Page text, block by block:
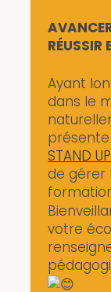
RÉUSSIR
Ayant
dans le
STAND
de gérer
votre